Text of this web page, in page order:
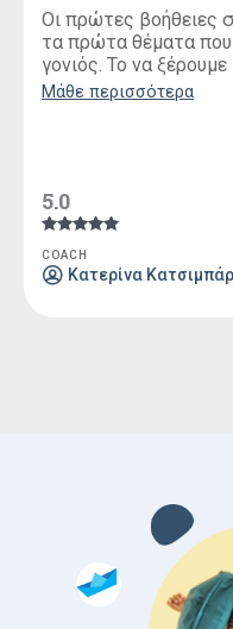
Οι πρώτες βοήθειες
τα πρώτα θέματα που
γονιός. Το να
τεχνικές είναι
Μάθε περισσότερα
5.0
με
5.00
από 5
COACH
Κατερίνα